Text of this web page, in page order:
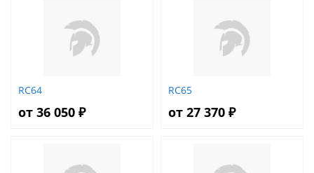
RC64
от 36 050 ₽
RC65
от 27 370 ₽